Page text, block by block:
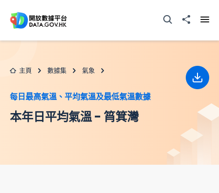
打開搜尋器分享至
主頁 數據集 氣象
每日最高氣溫、平均氣溫及最低氣溫數據
本年日平均氣溫 - 筲箕灣
下載